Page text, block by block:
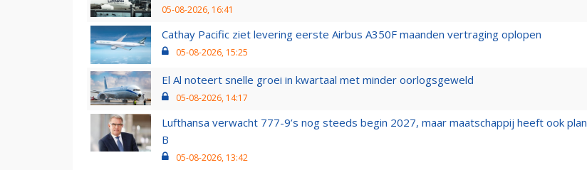
05-08-2026, 16:41
Cathay Pacific ziet levering eerste Airbus A350F maanden vertraging oplopen
05-08-2026, 15:25
El Al noteert snelle groei in kwartaal met minder oorlogsgeweld
05-08-2026, 14:17
Lufthansa verwacht 777-9’s nog steeds begin 2027, maar maatschappij heeft ook plan
B
05-08-2026, 13:42